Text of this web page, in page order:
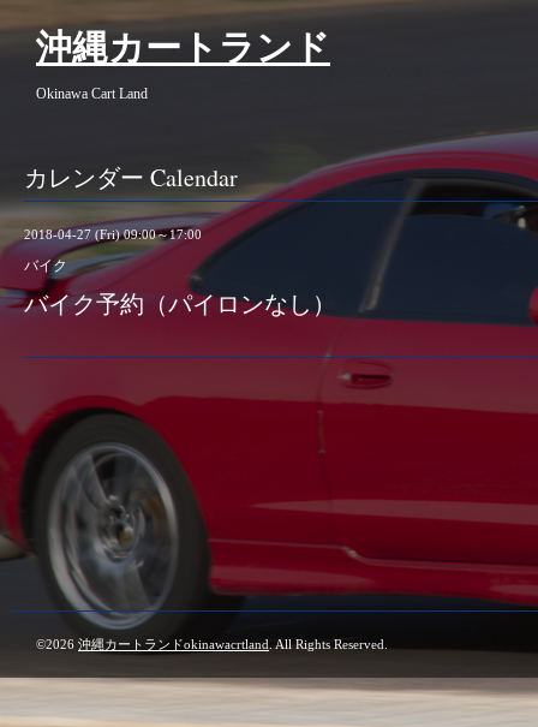
沖縄カートランド
Okinawa Cart Land
カレンダー Calendar
2018-04-27 (Fri) 09:00～17:00
バイク
バイク予約（パイロンなし）
©2026 沖縄カートランドokinawacrtland . All Rights Reserved.